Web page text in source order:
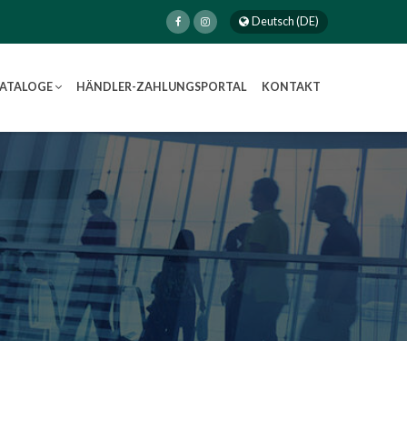
Deutsch (DE)
HÄNDLER-ZAHLUNGSPORTAL KONTAKT